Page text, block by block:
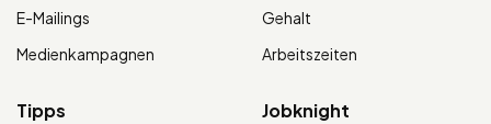
E-Mailings
Medienkampagnen
Gehalt
Arbeitszeiten
Tipps Jobknight